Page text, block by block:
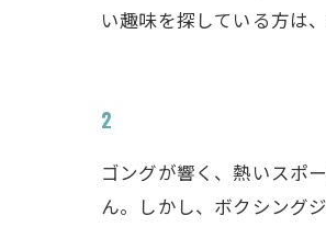
い趣味を探している方は
2
ゴングが響く、熱いスポ
ん。しかし、ボクシング